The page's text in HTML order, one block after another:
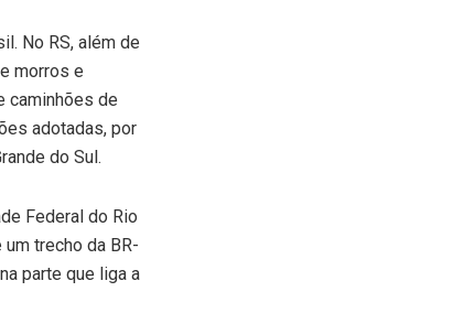
No RS, além de
morros e
caminhões de
adotadas, por
do Sul.
Federal do Rio
trecho da BR-
parte que liga a